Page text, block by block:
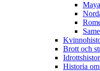
Brott och
Historia